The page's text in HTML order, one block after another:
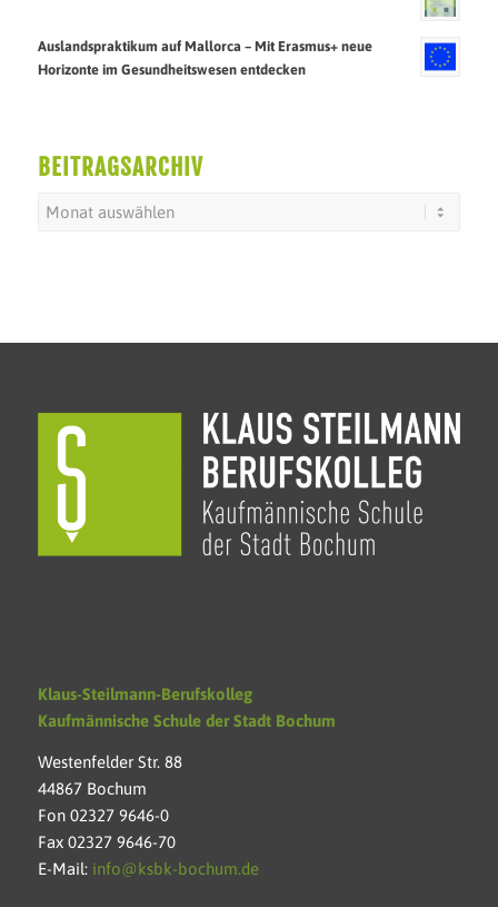
Auslandspraktikum auf Mallorca – Mit Erasmus+ neue
Horizonte im Gesundheitswesen entdecken
BEITRAGSARCHIV
Klaus-Steilmann-Berufskolleg
Kaufmännische Schule der Stadt Bochum
Westenfelder Str. 88
44867 Bochum
Fon 02327 9646-0
Fax 02327 9646-70
E-Mail: info@ksbk-bochum.de